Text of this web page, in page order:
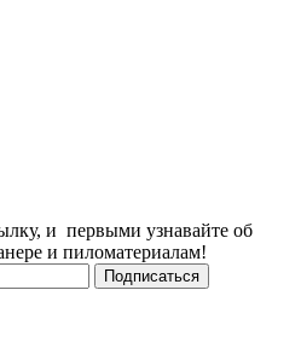
и первыми узнавайте об
и пиломатериалам!